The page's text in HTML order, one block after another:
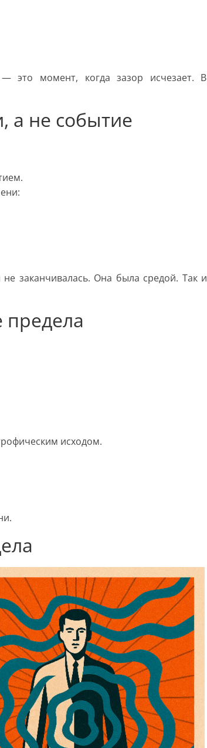
это момент, когда зазор исчезает.
а не событие
не заканчивалась. Она была средой.
предела
исходом.